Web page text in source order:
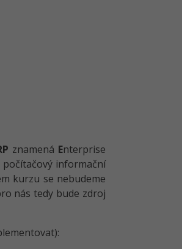
znamená Enterprise
počítačový informační
kurzu se nebudeme
nás tedy bude zdroj